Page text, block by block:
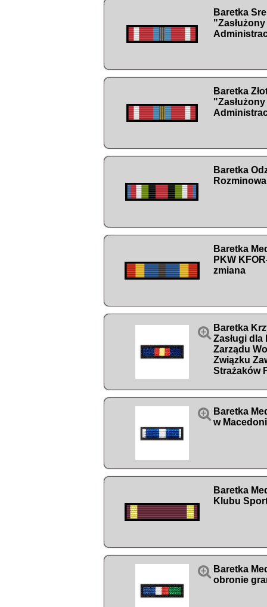
Baretka
Baretka
Baretka
Baretka
PKW
zmiana
 Baretka
Zasługi
Zarządu
Związku
Strażaków
 Baretka
w
Baretka
Klubu
 Baretka
obronie